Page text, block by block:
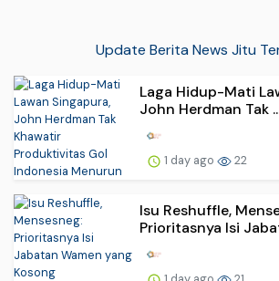
Update Berita News Jitu
Laga Hidup-Mati
John Herdman Tak
1 day ago 22
Isu Reshuffle,
Prioritasnya Isi